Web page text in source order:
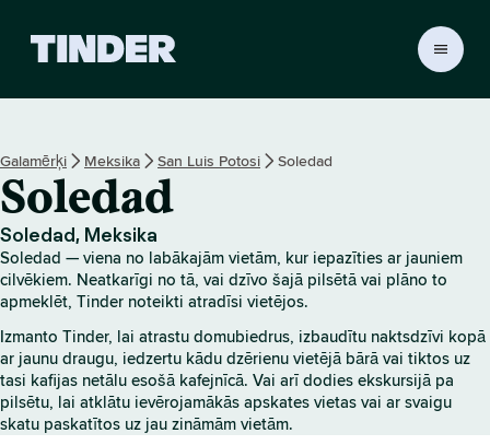
r
u
m
l
p
a
Galamērķi Meksika San Luis Potosi Soledad
Soledad
Soledad, Meksika
Soledad — viena no labākajām vietām, kur iepazīties ar jauniem
cilvēkiem. Neatkarīgi no tā, vai dzīvo šajā pilsētā vai plāno to
apmeklēt, Tinder noteikti atradīsi vietējos.
Izmanto Tinder, lai atrastu domubiedrus, izbaudītu naktsdzīvi kopā
ar jaunu draugu, iedzertu kādu dzērienu vietējā bārā vai tiktos uz
tasi kafijas netālu esošā kafejnīcā. Vai arī dodies ekskursijā pa
pilsētu, lai atklātu ievērojamākās apskates vietas vai ar svaigu
skatu paskatītos uz jau zināmām vietām.